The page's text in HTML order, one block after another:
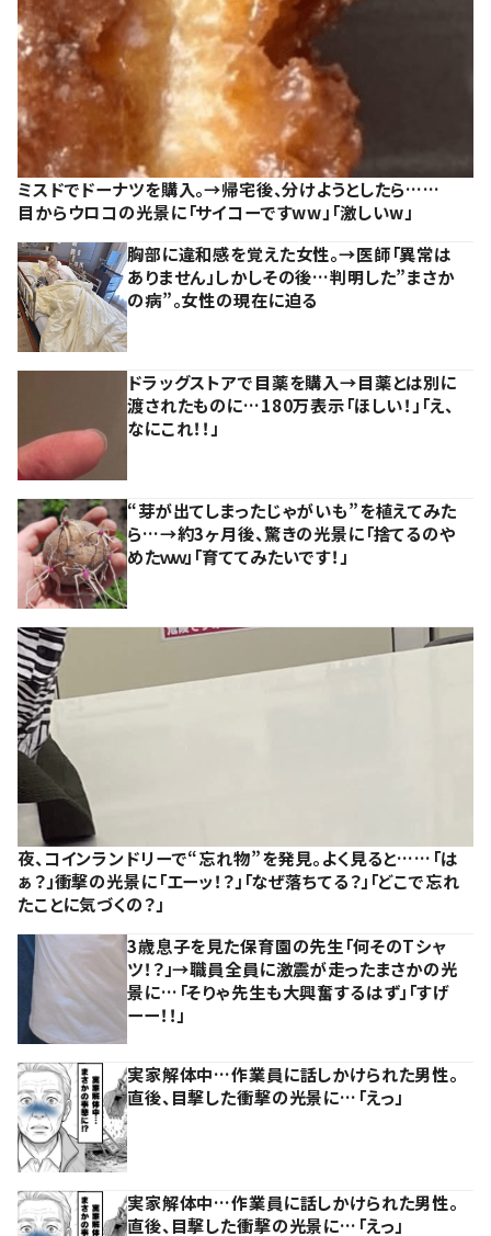
ミスドでドーナツを購入。→帰宅後、分けようとしたら……
目からウロコの光景に「サイコーですww」「激しいw」
胸部に違和感を覚えた女性。→医師「異常は
ありません」しかしその後…判明した”まさか
の病”。女性の現在に迫る
ドラッグストアで目薬を購入→目薬とは別に
渡されたものに…180万表示「ほしい！」「え、
なにこれ！！」
“芽が出てしまったじゃがいも”を植えてみた
ら…→約3ヶ月後、驚きの光景に「捨てるのや
めたｗｗ」「育ててみたいです！」
夜、コインランドリーで“忘れ物”を発見。よく見ると……「は
ぁ？」衝撃の光景に「エーッ！？」「なぜ落ちてる？」「どこで忘れ
たことに気づくの？」
3歳息子を見た保育園の先生「何そのTシャ
ツ！？」→職員全員に激震が走ったまさかの光
景に…「そりゃ先生も大興奮するはず」「すげ
ーー！！」
実家解体中…作業員に話しかけられた男性。
直後、目撃した衝撃の光景に…「えっ」
実家解体中…作業員に話しかけられた男性。
直後、目撃した衝撃の光景に…「えっ」